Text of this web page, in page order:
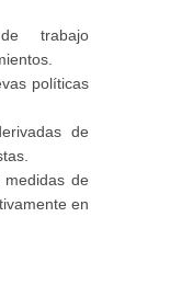
trabajo
políticas
de
de
en